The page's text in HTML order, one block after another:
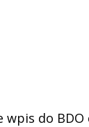
wpis do